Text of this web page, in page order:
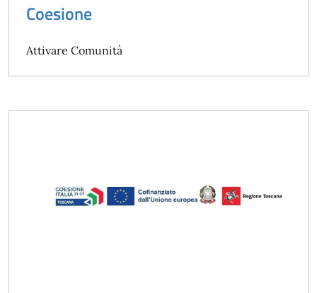
Coesione
Attivare Comunità